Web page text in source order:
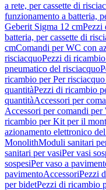
a rete, per cassette di
funzionamento a batteria,
Geberit Sigma 12 cmPezzi
batteria, per cassette di
cmComandi per WC con
risciacquoPezzi di
pneumatico del risciacquo
ricambio per Per
quantitàPezzi di ricambio
quantitàAccessori per
Accessori per comandi per
ricambio per Kit per il
azionamento elettronico
MonolithModuli sanitari
sanitari per vasiPer vasi
sospesiPer vaso a
pavimentoAccessoriPezzi
per bidetPezzi di ricambio